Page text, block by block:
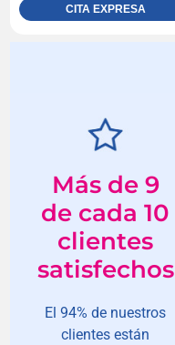
CITA EXPRESA
Más de 9
de cada 10
clientes
satisfechos
El 94% de nuestros
clientes están